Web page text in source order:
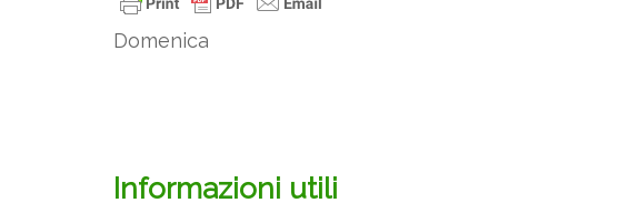
Domenica
Informazioni utili